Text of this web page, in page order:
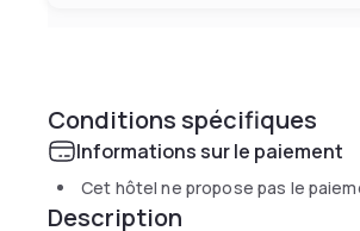
Conditions spécifiques
Informations sur le paiement
Cet hôtel ne propose pas le
Description